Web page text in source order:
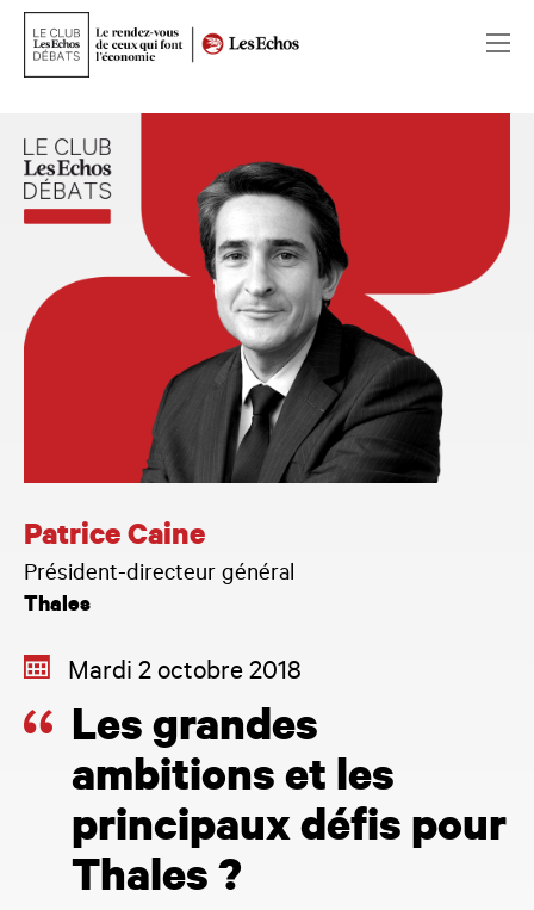
Patrice Caine
Président-directeur général
Thales
Mardi 2 octobre 2018
Les grandes
ambitions et les
principaux défis pour
Thales ?